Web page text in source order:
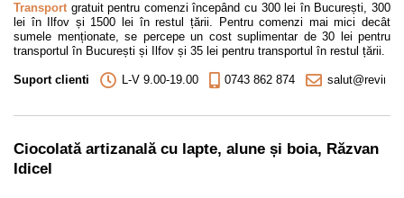
Transportgratuit pentru comenzi începând cu 300 lei în București, 300
lei în Ilfov și 1500 lei în restul țării. Pentru comenzi mai mici decât
sumele menționate, se percepe un cost suplimentar de 30 lei pentru
transportul în București și Ilfov și 35 lei pentru transportul în restul țării.
Suport clienti L-V 9.00-19.00 0743 862 874
Ciocolată artizanală cu lapte, alune și boia, Răzvan
Idicel